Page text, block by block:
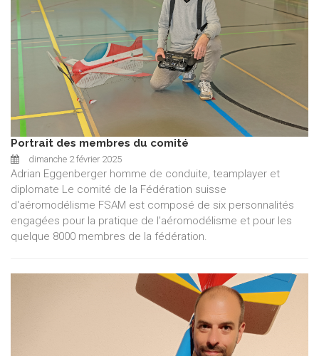
Portrait des membres du comité
dimanche 2 février 2025
Adrian Eggenberger homme de conduite, teamplayer et
diplomate Le comité de la Fédération suisse
d'aéromodélisme FSAM est composé de six personnalités
engagées pour la pratique de l'aéromodélisme et pour les
quelque 8000 membres de la fédération.